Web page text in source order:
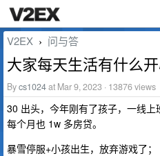
V2EX › 问与答
大家每天生活有什么
Bycs1024at Mar 9, 2023 · 13876 views
30 出头，今年刚有了孩子，一线
每个月也 1w 多房贷。
暴雪停服+小孩出生，放弃游戏了